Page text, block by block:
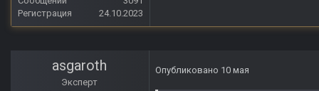
Регистрация
24.10.2023
asgaroth
Эксперт
Опубликовано 10 мая